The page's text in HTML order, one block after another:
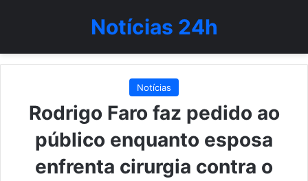
Notícias 24h
Notícias
Rodrigo Faro faz pedido ao
público enquanto esposa
enfrenta cirurgia contra o